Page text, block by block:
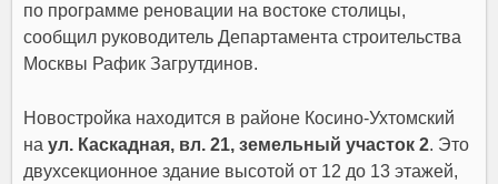
по программе реновации на востоке столицы,
сообщил руководитель Департамента строительства
Москвы Рафик Загрутдинов.
Новостройка находится в районе Косино-Ухтомский
наул. Каскадная, вл. 21, земельный участок 2. Это
двухсекционное здание высотой от 12 до 13 этажей,